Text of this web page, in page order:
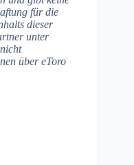
für die
dieser
unter
über eToro